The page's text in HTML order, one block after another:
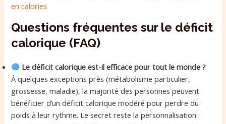
en calories
Questions fréquentes sur le déficit
calorique (FAQ)
Le déficit calorique est-il efficace pour tout le monde ?
À quelques exceptions près (métabolisme particulier,
grossesse, maladie), la majorité des personnes peuvent
bénéficier d’un déficit calorique modéré pour perdre du
poids à leur rythme. Le secret reste la personnalisation :